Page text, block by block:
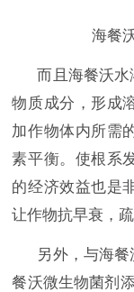
海餐
而且海餐沃
物质成分，形成
加作物体内所需
素平衡。使根系
的经济效益也是
让作物抗早衰，
另外，与海
餐沃微生物菌剂